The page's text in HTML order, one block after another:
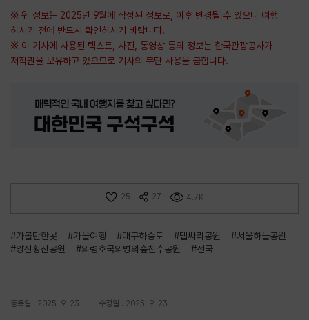
※ 위 정보는 2025년 9월에 작성된 정보로, 이후 변경될 수 있으니 여행
하시기 전에 반드시 확인하시기 바랍니다.
※ 이 기사에 사용된 텍스트, 사진, 동영상 등의 정보는 한국관광공사가
저작권을 보유하고 있으므로 기사의 무단 사용을 금합니다.
25 27 4.7K
#가볼만한곳 #가을여행 #대구하중도 #댑싸리공원
#서울하늘공원
#양산황산공원
#의령호국의병의숲친수공원 #전국
등록일 : 2025. 9. 23. 수정일 : 2025. 9. 23.